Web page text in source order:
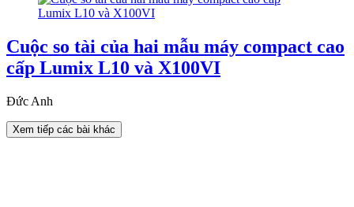
Cuộc so tài của hai mẫu máy compact cao
cấp Lumix L10 và X100VI
Đức Anh
Xem tiếp các bài khác